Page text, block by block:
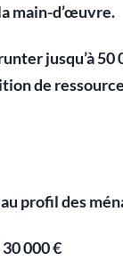
main-d’œuvre.
jusqu’à 50
de
profil des
000 €